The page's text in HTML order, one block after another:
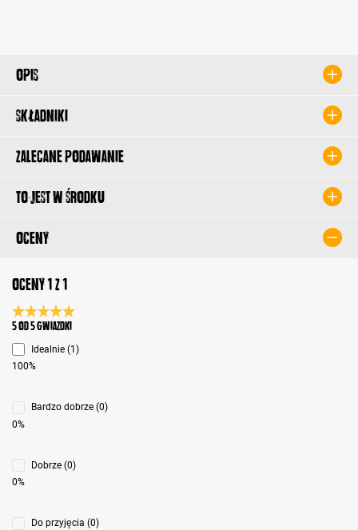
Opis
Składniki
Zalecane podawanie
To jest w środku
Oceny
Oceny 1 z 1
Średnia ocena 5 z 5 gwiazdek
5 od 5 Gwiazdki
Idealnie (1)
100%
Bardzo dobrze (0)
0%
Dobrze (0)
0%
Do przyjęcia (0)